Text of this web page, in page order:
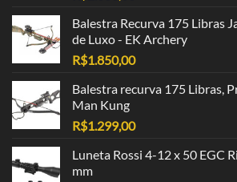
Balestra Recurva 175 Libras
de Luxo - EK Archery
R$1.850,00
Balestra recurva 175 Libras,
Man Kung
R$1.299,00
Luneta Rossi 4-12 x 50 EGC
mm